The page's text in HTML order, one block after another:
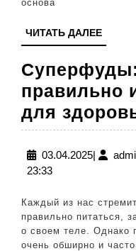
основа
ЧИТАТЬ ДАЛЕЕЧИТАТЬ
ДАЛЕЕ
Суперфуды:
правильно
для
03.04.2025|
23:33
Каждый из нас
правильно питаться,
о своем теле. Однако
очень обширно и